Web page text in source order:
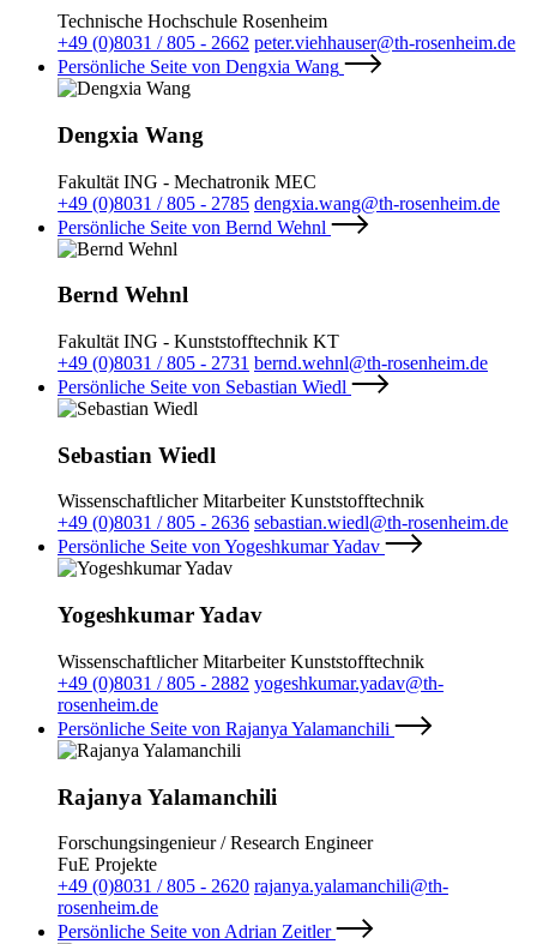
Technische Hochschule Rosenheim
+49 (0)8031 / 805 - 2662 peter.viehhauser@th-rosenheim.de
Persönliche Seite von Dengxia Wang
Dengxia Wang
Fakultät ING - Mechatronik MEC
+49 (0)8031 / 805 - 2785 dengxia.wang@th-rosenheim.de
Persönliche Seite von Bernd Wehnl
Bernd Wehnl
Fakultät ING - Kunststofftechnik KT
+49 (0)8031 / 805 - 2731 bernd.wehnl@th-rosenheim.de
Persönliche Seite von Sebastian Wiedl
Sebastian Wiedl
Wissenschaftlicher Mitarbeiter Kunststofftechnik
+49 (0)8031 / 805 - 2636 sebastian.wiedl@th-rosenheim.de
Persönliche Seite von Yogeshkumar Yadav
Yogeshkumar Yadav
Wissenschaftlicher Mitarbeiter Kunststofftechnik
+49 (0)8031 / 805 - 2882 yogeshkumar.yadav@th-
rosenheim.de
Persönliche Seite von Rajanya Yalamanchili
Rajanya Yalamanchili
Forschungsingenieur / Research Engineer
FuE Projekte
+49 (0)8031 / 805 - 2620 rajanya.yalamanchili@th-
rosenheim.de
Persönliche Seite von Adrian Zeitler